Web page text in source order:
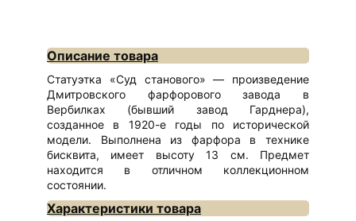
Описание товара
Статуэтка «Суд станового» — произведение
Дмитровского фарфорового завода в
Вербилках (бывший завод Гарднера),
созданное в 1920-е годы по исторической
модели. Выполнена из фарфора в технике
бисквита, имеет высоту 13 см. Предмет
находится в отличном коллекционном
состоянии.
Характеристики товара